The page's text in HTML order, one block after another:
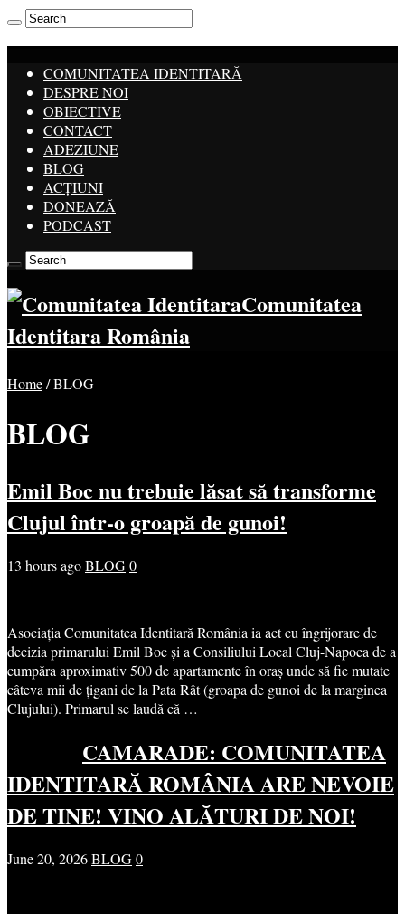
COMUNITATEA IDENTITARĂ
DESPRE NOI
OBIECTIVE
CONTACT
ADEZIUNE
BLOG
ACȚIUNI
DONEAZĂ
PODCAST
Comunitatea
Identitara România
Home/BLOG
BLOG
Emil Boc nu trebuie lăsat să transforme
Clujul într-o groapă de gunoi!
13 hours agoBLOG0
Asociația Comunitatea Identitară România ia act cu îngrijorare de
decizia primarului Emil Boc și a Consiliului Local Cluj-Napoca de a
cumpăra aproximativ 500 de apartamente în oraș unde să fie mutate
câteva mii de țigani de la Pata Rât (groapa de gunoi de la marginea
Clujului). Primarul se laudă că …
CAMARADE: COMUNITATEA
IDENTITARĂ ROMÂNIA ARE NEVOIE
DE TINE! VINO ALĂTURI DE NOI!
June 20, 2026BLOG0